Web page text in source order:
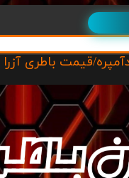
آزرا 2011 چندآمپره/قیمت باطری